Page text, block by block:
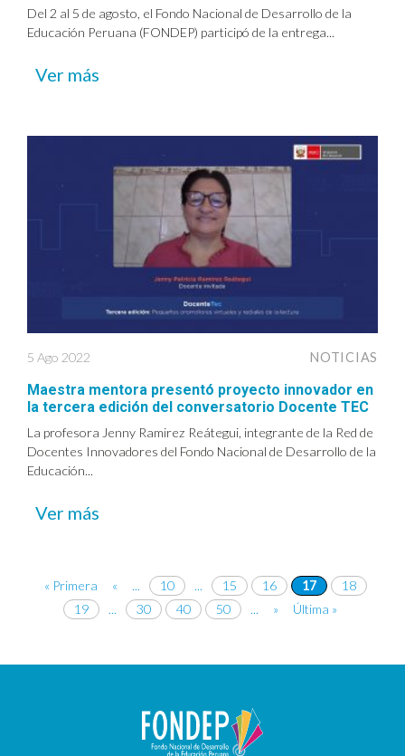
Del 2 al 5 de agosto, el Fondo Nacional de Desarrollo de la
Educación Peruana (FONDEP) participó de la entrega...
Ver más
5 Ago 2022 NOTICIAS
Maestra mentora presentó proyecto innovador en
la tercera edición del conversatorio Docente TEC
La profesora Jenny Ramirez Reátegui, integrante de la Red de
Docentes Innovadores del Fondo Nacional de Desarrollo de la
Educación...
Ver más
« Primera « ... 10 ... 15 16 17
18
19
... 30 40 50 ... » Última »